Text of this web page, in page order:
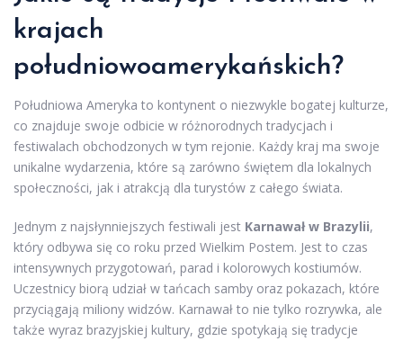
krajach
południowoamerykańskich?
Południowa Ameryka to kontynent o niezwykle bogatej kulturze,
co znajduje swoje odbicie w różnorodnych tradycjach i
festiwalach obchodzonych w tym rejonie. Każdy kraj ma swoje
unikalne wydarzenia, które są zarówno świętem dla lokalnych
społeczności, jak i atrakcją dla turystów z całego świata.
Jednym z najsłynniejszych festiwali jest Karnawał w Brazylii,
który odbywa się co roku przed Wielkim Postem. Jest to czas
intensywnych przygotowań, parad i kolorowych kostiumów.
Uczestnicy biorą udział w tańcach samby oraz pokazach, które
przyciągają miliony widzów. Karnawał to nie tylko rozrywka, ale
także wyraz brazyjskiej kultury, gdzie spotykają się tradycje